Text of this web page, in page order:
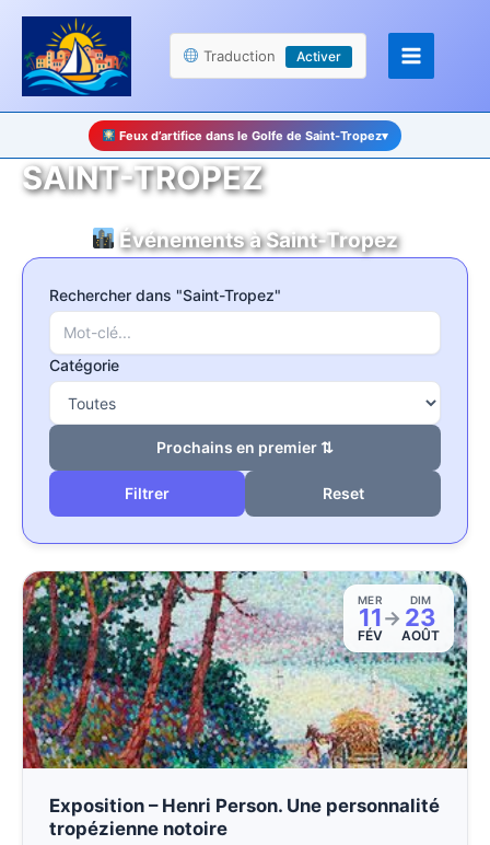
Panneau de gestion des cookies
Aller
contenu
Traduction Activer
Feux d’artifice dans le Golfe de Saint-Tropez▾
SAINT-TROPEZ
Événements à Saint-Tropez
Rechercher dans "Saint-Tropez"
Catégorie
Prochains en premier ⇅
Reset
MER
11
FÉV
→
DIM
23
AOÛT
Exposition – Henri Person. Une personnalité
tropézienne notoire